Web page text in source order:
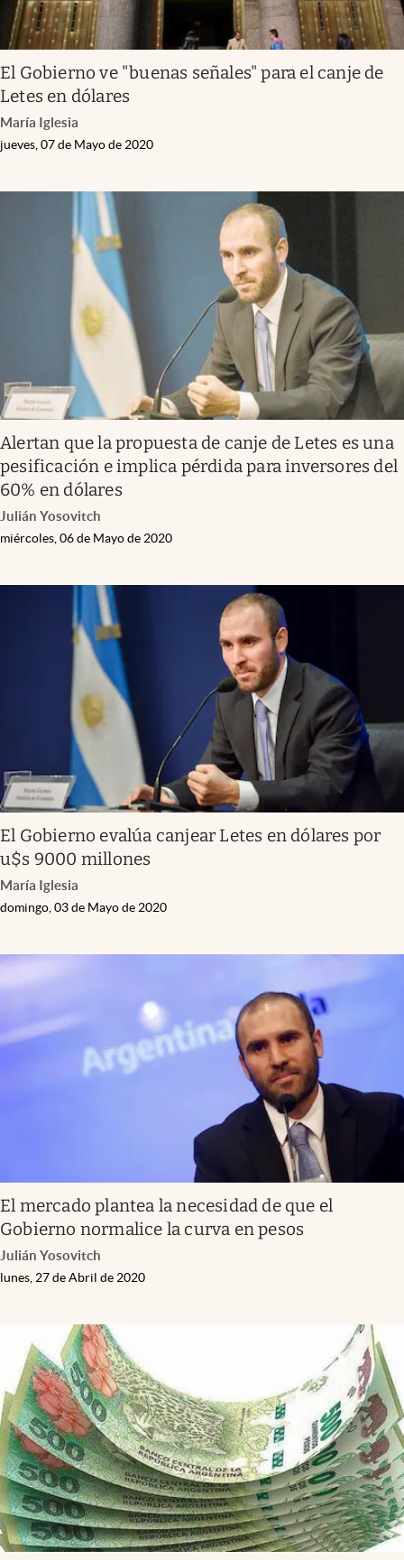
El Gobierno ve "buenas señales" para el canje de
Letes en dólares
María Iglesia
jueves, 07 de Mayo de 2020
Alertan que la propuesta de canje de Letes es una
pesificación e implica pérdida para inversores del
60% en dólares
Julián Yosovitch
miércoles, 06 de Mayo de 2020
El Gobierno evalúa canjear Letes en dólares por
u$s 9000 millones
María Iglesia
domingo, 03 de Mayo de 2020
El mercado plantea la necesidad de que el
Gobierno normalice la curva en pesos
Julián Yosovitch
lunes, 27 de Abril de 2020